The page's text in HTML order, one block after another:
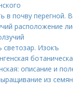
в почву перегной.
расположение
Изокъ
описание и
из